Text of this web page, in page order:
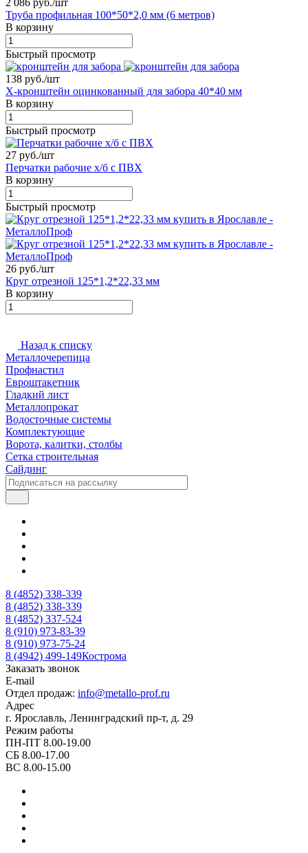
2 086 руб./шт
Труба профильная 100*50*2,0 мм (6 метров)
В корзину
Быстрый просмотр
138 руб./шт
X-кронштейн оцинкованный для забора 40*40 мм
В корзину
Быстрый просмотр
27 руб./шт
Перчатки рабочие х/б с ПВХ
В корзину
Быстрый просмотр
26 руб./шт
Круг отрезной 125*1,2*22,33 мм
В корзину
Назад к списку
Металлочерепица
Профнастил
Евроштакетник
Гладкий лист
Металлопрокат
Водосточные системы
Комплектующие
Ворота, калитки, столбы
Сетка строительная
Сайдинг
8 (4852) 338-339
8 (4852) 338-339
8 (4852) 337-524
8 (910) 973-83-39
8 (910) 973-75-24
8 (4942) 499-149Кострома
Заказать звонок
E-mail
Отдел продаж: info@metallo-prof.ru
Адрес
г. Ярославль, Ленинградский пр-т, д. 29
Режим работы
ПН-ПТ 8.00-19.00
СБ 8.00-17.00
ВС 8.00-15.00